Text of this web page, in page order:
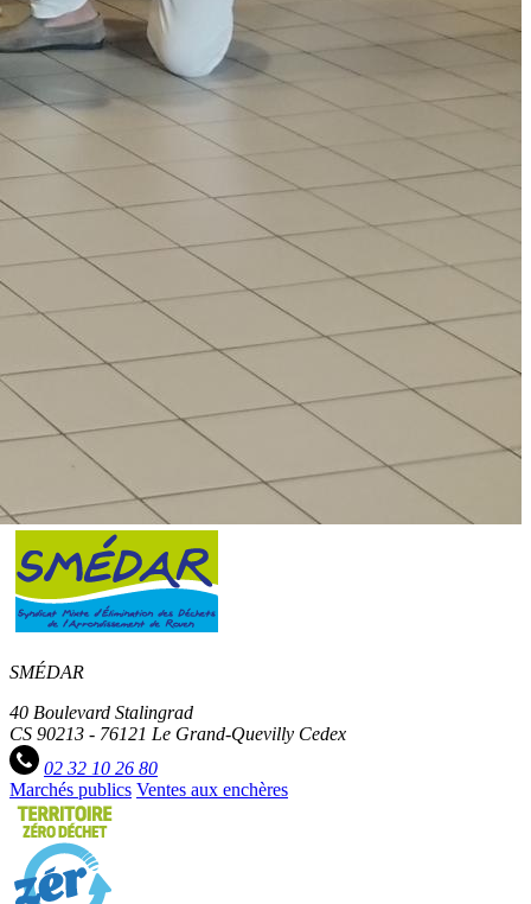
SMÉDAR
40 Boulevard Stalingrad
CS 90213 - 76121 Le Grand-Quevilly Cedex
02 32 10 26 80
Marchés publics Ventes aux enchères